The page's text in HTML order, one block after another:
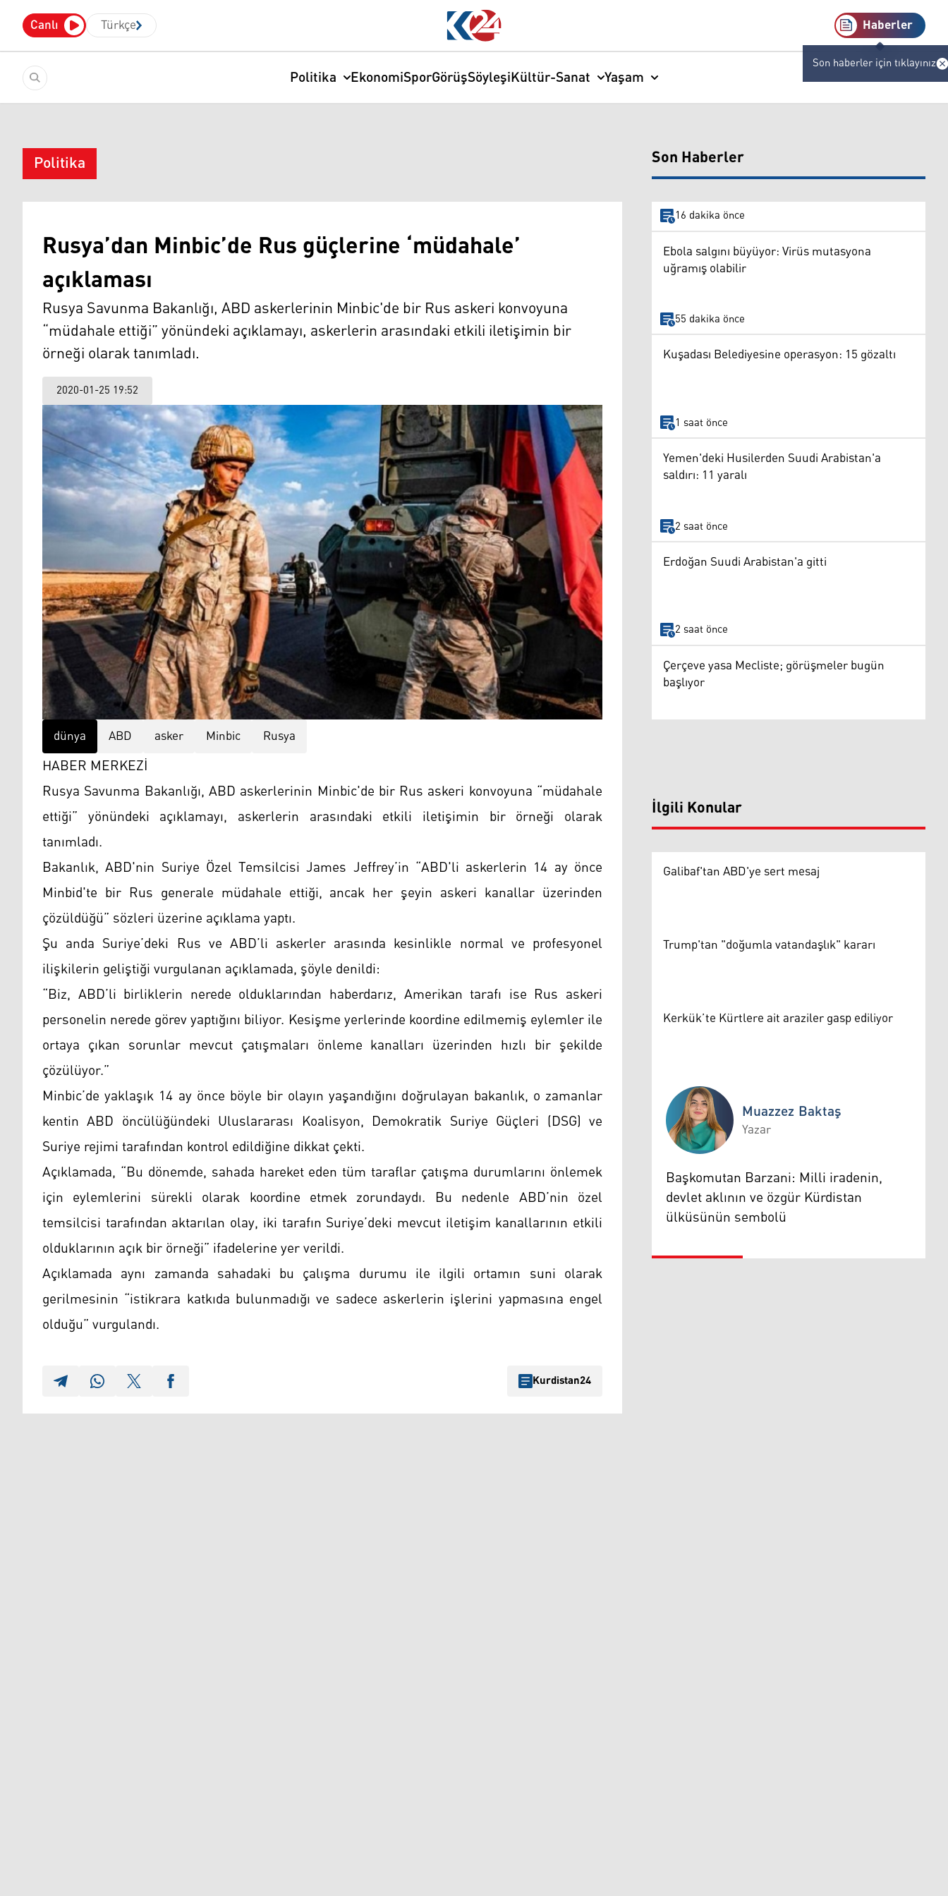
Canlı Türkçe Haberler
Son haberler için tıklayınız
Politika EkonomiSporGörüşSöyleşiKültür-Sanat Yaşam
Politika
Rusya’dan Minbic’de Rus güçlerine ‘müdahale’
açıklaması
Rusya Savunma Bakanlığı, ABD askerlerinin Minbic'de bir Rus askeri konvoyuna
“müdahale ettiği” yönündeki açıklamayı, askerlerin arasındaki etkili iletişimin bir
örneği olarak tanımladı.
2020-01-25 19:52
dünya ABD asker Minbic Rusya
HABER MERKEZİ
Rusya Savunma Bakanlığı, ABD askerlerinin Minbic'de bir Rus askeri konvoyuna “müdahale
ettiği” yönündeki açıklamayı, askerlerin arasındaki etkili iletişimin bir örneği olarak
tanımladı.
Bakanlık, ABD'nin Suriye Özel Temsilcisi James Jeffrey’in “ABD'li askerlerin 14 ay önce
Minbid'te bir Rus generale müdahale ettiği, ancak her şeyin askeri kanallar üzerinden
çözüldüğü” sözleri üzerine açıklama yaptı.
Şu anda Suriye’deki Rus ve ABD’li askerler arasında kesinlikle normal ve profesyonel
ilişkilerin geliştiği vurgulanan açıklamada, şöyle denildi:
“Biz, ABD’li birliklerin nerede olduklarından haberdarız, Amerikan tarafı ise Rus askeri
personelin nerede görev yaptığını biliyor. Kesişme yerlerinde koordine edilmemiş eylemler ile
ortaya çıkan sorunlar mevcut çatışmaları önleme kanalları üzerinden hızlı bir şekilde
çözülüyor.”
Minbic’de yaklaşık 14 ay önce böyle bir olayın yaşandığını doğrulayan bakanlık, o zamanlar
kentin ABD öncülüğündeki Uluslararası Koalisyon, Demokratik Suriye Güçleri (DSG) ve
Suriye rejimi tarafından kontrol edildiğine dikkat çekti.
Açıklamada, “Bu dönemde, sahada hareket eden tüm taraflar çatışma durumlarını önlemek
için eylemlerini sürekli olarak koordine etmek zorundaydı. Bu nedenle ABD’nin özel
temsilcisi tarafından aktarılan olay, iki tarafın Suriye’deki mevcut iletişim kanallarının etkili
olduklarının açık bir örneği” ifadelerine yer verildi.
Açıklamada aynı zamanda sahadaki bu çalışma durumu ile ilgili ortamın suni olarak
gerilmesinin “istikrara katkıda bulunmadığı ve sadece askerlerin işlerini yapmasına engel
olduğu” vurgulandı.
Kurdistan24
Son Haberler
16 dakika önce
Ebola salgını büyüyor: Virüs mutasyona
uğramış olabilir
55 dakika önce
Kuşadası Belediyesine operasyon: 15 gözaltı
1 saat önce
Yemen'deki Husilerden Suudi Arabistan'a
saldırı: 11 yaralı
2 saat önce
Erdoğan Suudi Arabistan'a gitti
2 saat önce
Çerçeve yasa Mecliste; görüşmeler bugün
başlıyor
İlgili Konular
Galibaf'tan ABD'ye sert mesaj
Trump'tan "doğumla vatandaşlık" kararı
Kerkük’te Kürtlere ait araziler gasp ediliyor
Muazzez Baktaş
Muazzez Baktaş
Yazar
Başkomutan Barzani: Milli iradenin,
devlet aklının ve özgür Kürdistan
ülküsünün sembolü